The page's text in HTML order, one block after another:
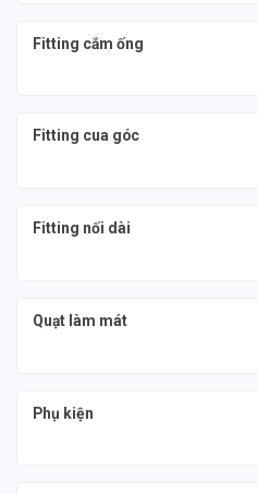
Fitting cắm ống
Fitting cua góc
Fitting nối dài
Quạt làm mát
Phụ kiện